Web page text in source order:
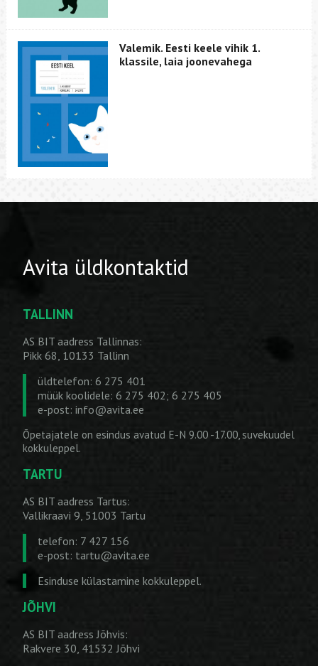
Valemik. Eesti keele vihik 1.
klassile, laia joonevahega
Avita üldkontaktid
TALLINN
AS BIT aadress Tallinnas:
Pikk 68, 10133 Tallinn
üldtelefon: 6 275 401
müük koolidele: 6 275 402; 6 275 405
e-post: info@avita.ee
Õpetajatele on esindus avatud E-N 9.00 -17.00, suvekuudel
kokkuleppel.
TARTU
AS BIT aadress Tartus:
Vallikraavi 9, 51003 Tartu
telefon: 7 427 156
e-post: tartu@avita.ee
Esinduse külastamine kokkuleppel.
JÕHVI
AS BIT aadress Jõhvis:
Rakvere 30, 41532 Jõhvi